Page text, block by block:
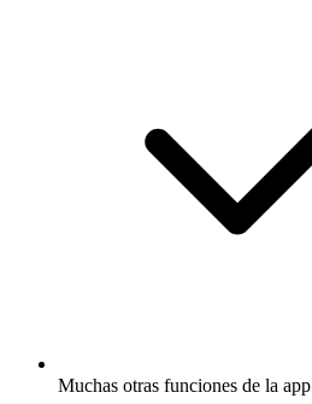
Muchas otras funciones de la app